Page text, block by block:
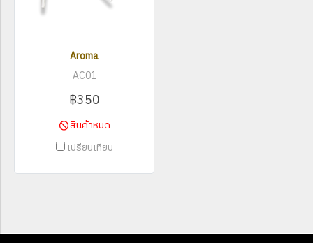
Aroma
AC01
฿350
สินค้าหมด
เปรียบเทียบ